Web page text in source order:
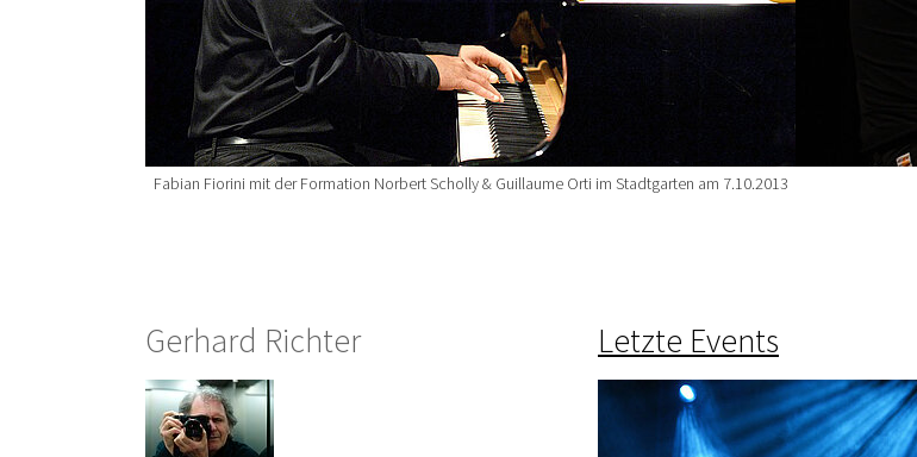
Fabian Fiorini mit der Formation Norbert Scholly & Guillaume Orti im Stadtgarten am 7.10.2013
Gerhard Richter Letzte Events